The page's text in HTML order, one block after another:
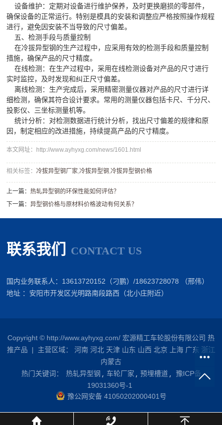
设备维护：定期对设备进行维护保养，及时更换磨损的零部件，
确保设备的正常运行。特别是模具的安装和调整应严格按照操作规程
进行，避免因安装不当导致的尺寸偏差。
五、检测手段与质量控制
在冷拔异型钢的生产过程中，应采用有效的检测手段和质量控制
措施，确保产品的尺寸精度。
在线检测：在生产过程中，采用在线检测设备对产品的尺寸进行
实时监控，及时发现和纠正尺寸偏差。
离线检测：生产完成后，采用精密测量仪器对产品的尺寸进行详
细检测，确保其符合设计要求。常用的测量仪器包括卡尺、千分尺、
投影仪、三坐标测量机等。
统计分析：对检测数据进行统计分析，找出尺寸偏差的规律和原
因，制定相应的改进措施，持续提高产品的尺寸精度。
本文网址：http://www.ayhyxg.com/news/1601.html
相关标签：冷拔异型钢厂家 ,冷拔异型钢 ,冷拔异型钢价格
上一篇：​热轧异型钢的环保性能如何评估？
下一篇：​异型钢价格与原材料价格波动有何关系？
联系我们 CONTACT US
国内业务联系人：13613720152（刁鹏）/18623728078 （邢伟）
地址 ：安阳市开发区光明路南段路西（北小庄附近）
Copyright © http://www.ayhyxg.com/ 宏源精工车轮股份有限公司 热
推产品 | 主营区域： 河南 河北 天津 山东 山西 北京 上海 广东 浙江
内蒙古
热门关键词：
热轧异型钢 车轮厂家 预埋槽道
豫ICP备
19031360号-1
豫公网安备 41050202000401号